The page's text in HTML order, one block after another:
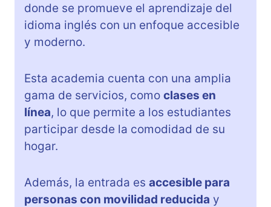
donde se promueve el aprendizaje del
idioma inglés con un enfoque accesible
y moderno.
Esta academia cuenta con una amplia
gama de servicios, como clases en
línea, lo que permite a los estudiantes
participar desde la comodidad de su
hogar.
Además, la entrada es accesible para
personas con movilidad reducida y